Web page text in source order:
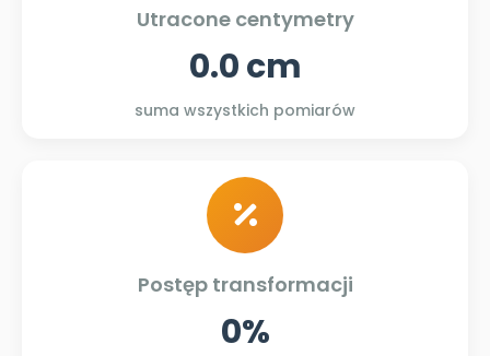
Utracone centymetry
0.0 cm
suma wszystkich pomiarów
Postęp transformacji
0%